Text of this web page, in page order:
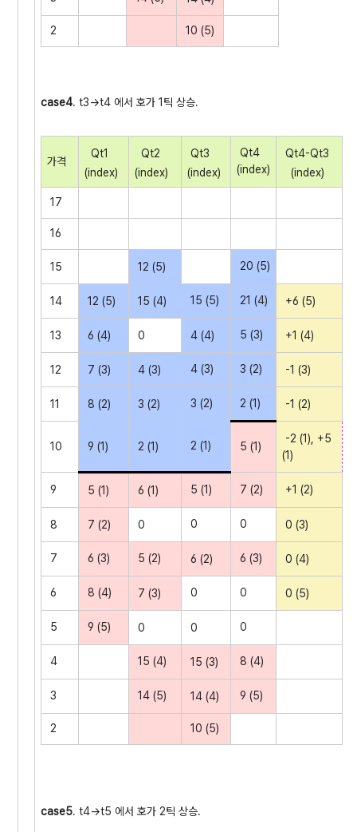
2 10 (5)
case4. t3->t4 에서 호가 1틱 상승.
가격
Qt1
(index)
Qt2
(index)
Qt3
(index)
Qt4
(index)
Qt4-Qt3
(index)
17
16
15 12 (5) 20 (5)
14 12 (5) 15 (4) 15 (5) 21 (4) +6 (5)
13 6 (4) 0 4 (4) 5 (3) +1 (4)
12 7 (3) 4 (3) 4 (3) 3 (2) -1 (3)
11 8 (2) 3 (2) 3 (2) 2 (1) -1 (2)
10 9 (1) 2 (1) 2 (1) 5 (1)
-2 (1), +5
(1)
9 5 (1) 6 (1) 5 (1) 7 (2) +1 (2)
8 7 (2) 0 0 0 0 (3)
7 6 (3) 5 (2) 6 (2) 6 (3) 0 (4)
6 8 (4) 7 (3) 0 0 0 (5)
5 9 (5) 0 0 0
4 15 (4) 15 (3) 8 (4)
3 14 (5) 14 (4) 9 (5)
2 10 (5)
case5. t4->t5 에서 호가 2틱 상승.